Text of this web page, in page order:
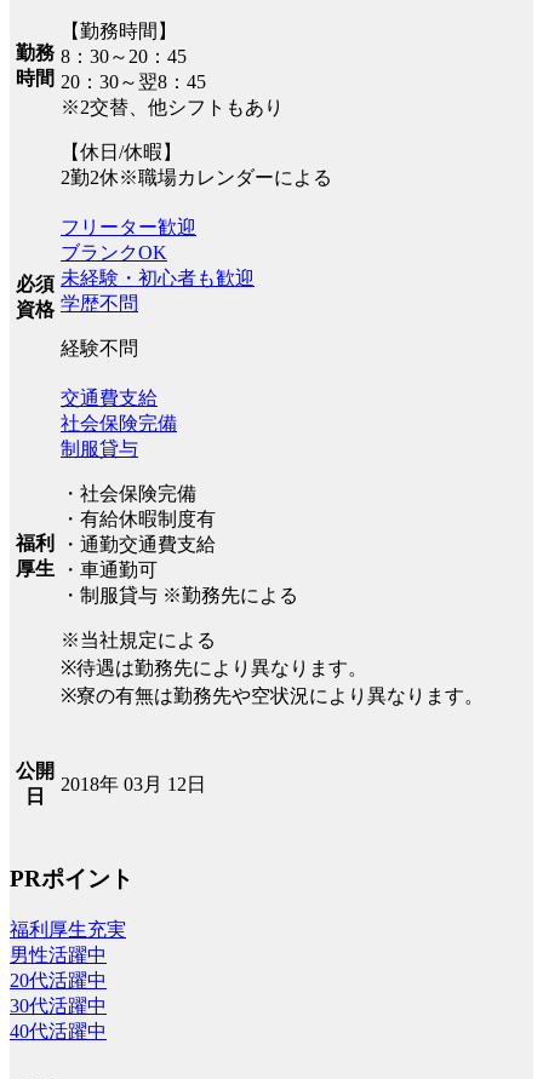
勤務
時間
【勤務時間】
8：30～20：45
20：30～翌8：45
※2交替、他シフトもあり
【休日/休暇】
2勤2休※職場カレンダーによる
必須
資格
フリーター歓迎
ブランクOK
未経験・初心者も歓迎
学歴不問
経験不問
福利
厚生
交通費支給
社会保険完備
制服貸与
・社会保険完備
・有給休暇制度有
・通勤交通費支給
・車通勤可
・制服貸与 ※勤務先による
※当社規定による
※待遇は勤務先により異なります。
※寮の有無は勤務先や空状況により異なります。
公開
日
2018年 03月 12日
PRポイント
福利厚生充実
男性活躍中
20代活躍中
30代活躍中
40代活躍中